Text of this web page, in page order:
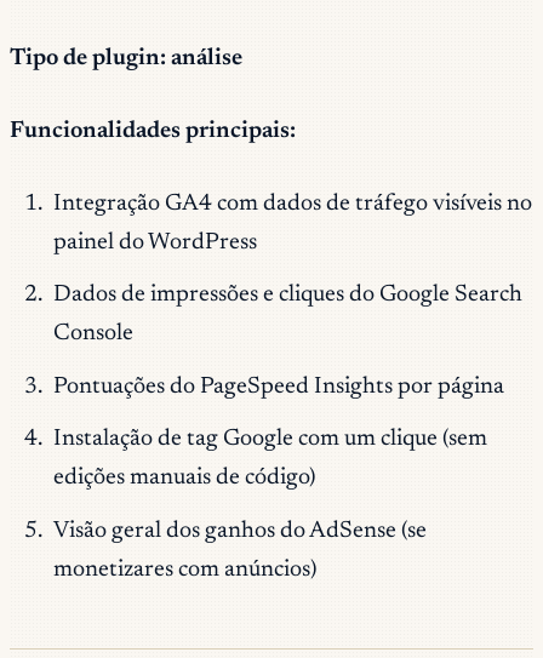
Tipo de plugin: análise
Funcionalidades principais:
Integração GA4 com dados de tráfego visíveis no
painel do WordPress
Dados de impressões e cliques do Google Search
Console
Pontuações do PageSpeed Insights por página
Instalação de tag Google com um clique (sem
edições manuais de código)
Visão geral dos ganhos do AdSense (se
monetizares com anúncios)